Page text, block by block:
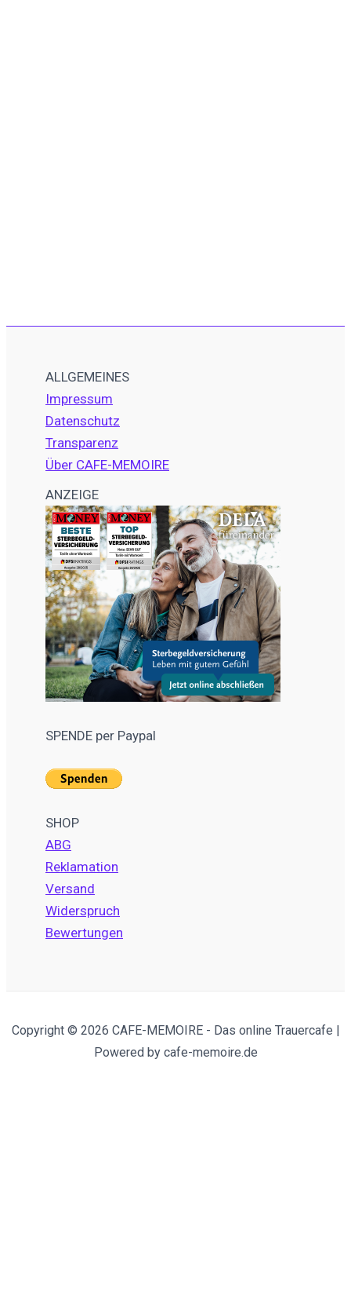
ALLGEMEINES
Impressum
Datenschutz
Transparenz
Über CAFE-MEMOIRE
ANZEIGE
SPENDE per Paypal
SHOP
ABG
Reklamation
Versand
Widerspruch
Bewertungen
Copyright © 2026 CAFE-MEMOIRE - Das online Trauercafe |
Powered by cafe-memoire.de